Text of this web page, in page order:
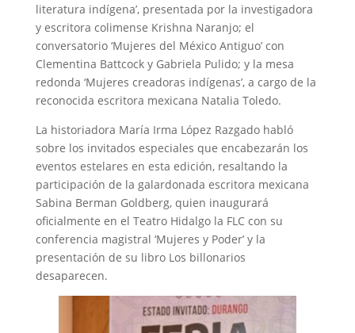
literatura indígena’, presentada por la investigadora
y escritora colimense Krishna Naranjo; el
conversatorio ‘Mujeres del México Antiguo’ con
Clementina Battcock y Gabriela Pulido; y la mesa
redonda ‘Mujeres creadoras indígenas’, a cargo de la
reconocida escritora mexicana Natalia Toledo.
La historiadora María Irma López Razgado habló
sobre los invitados especiales que encabezarán los
eventos estelares en esta edición, resaltando la
participación de la galardonada escritora mexicana
Sabina Berman Goldberg, quien inaugurará
oficialmente en el Teatro Hidalgo la FLC con su
conferencia magistral ‘Mujeres y Poder’ y la
presentación de su libro Los billonarios
desaparecen.